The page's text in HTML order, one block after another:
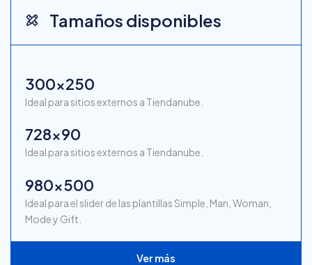
Tamaños disponibles
300x250
Ideal para sitios externos a Tiendanube.
728x90
Ideal para sitios externos a Tiendanube.
980x500
Ideal para el slider de las plantillas Simple, Man, Woman,
Mode y Gift.
Ver más